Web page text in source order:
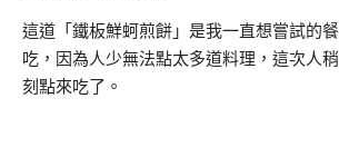
這道「鐵板鮮蚵煎餅」是我一直想嘗試的
吃，因為人少無法點太多道料理，這次人
刻點來吃了。